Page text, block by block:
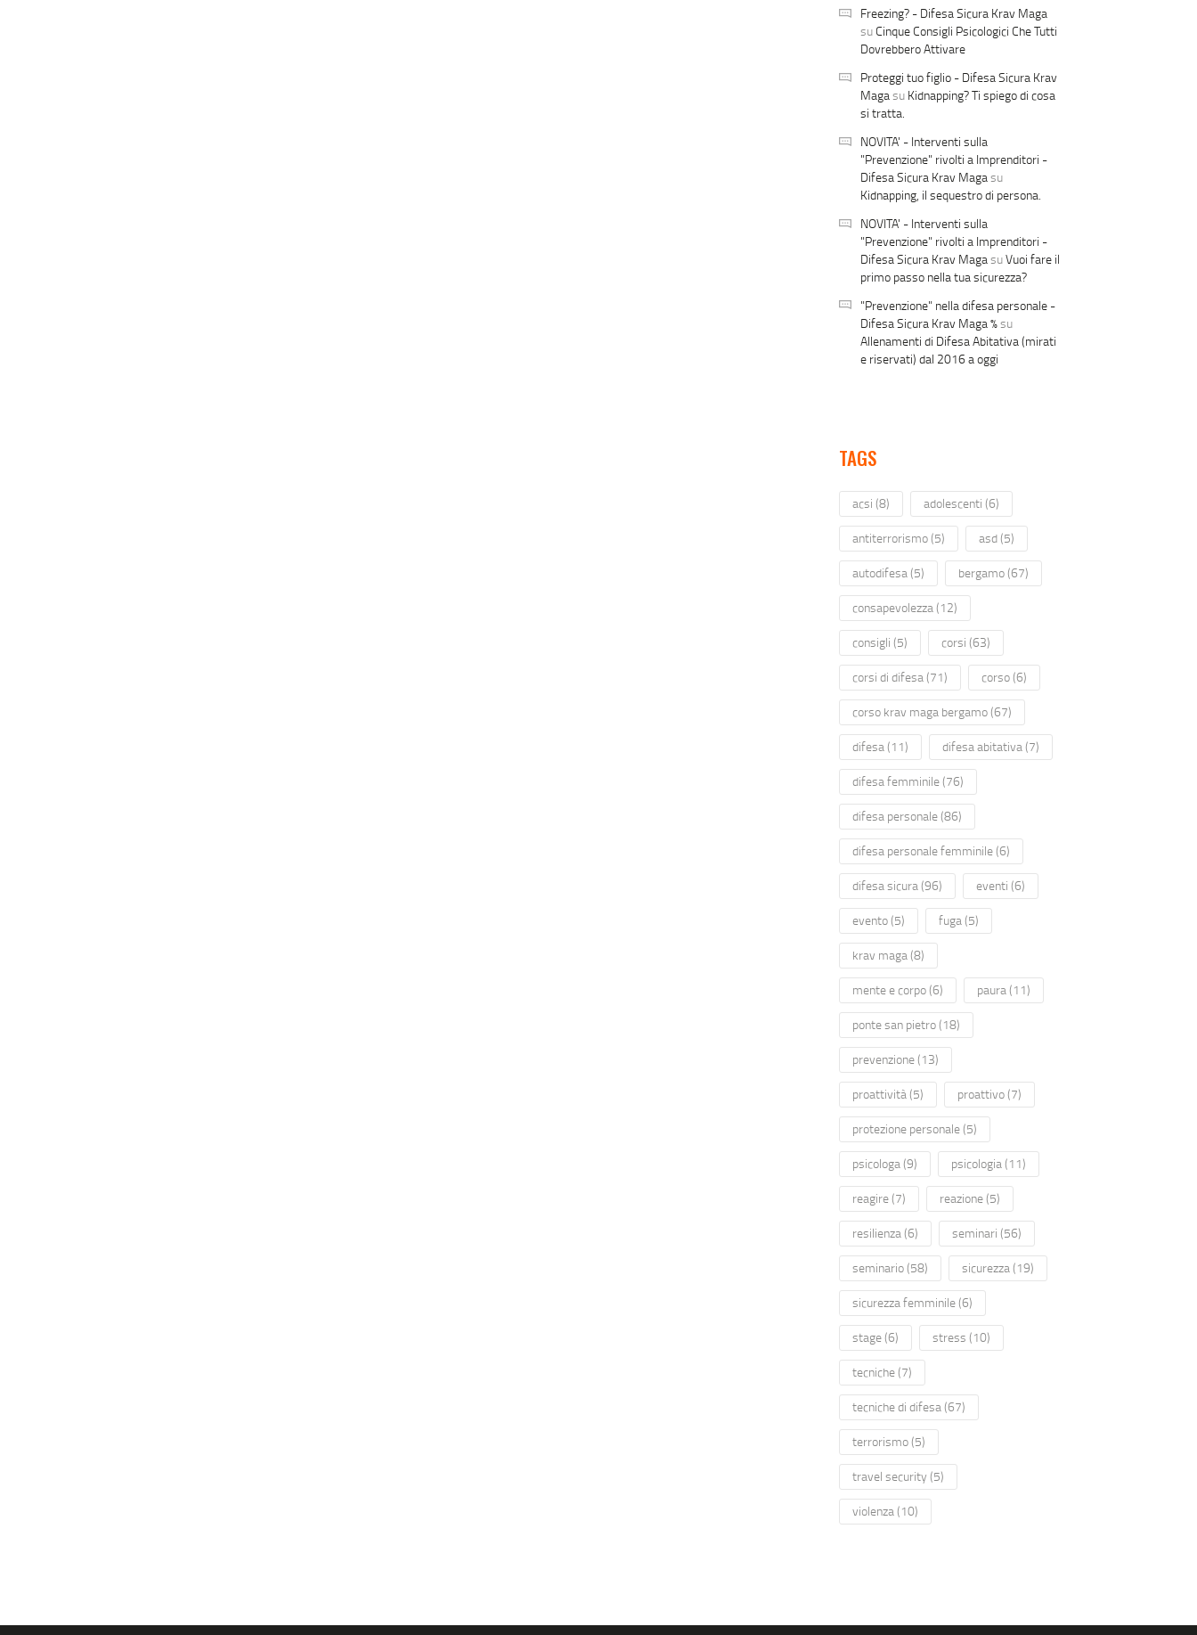
Freezing? - Difesa Sicura Krav Maga
su Cinque Consigli Psicologici Che Tutti
Dovrebbero Attivare
Proteggi tuo figlio - Difesa Sicura Krav
Magasu Kidnapping? Ti spiego di cosa
si tratta.
NOVITA' - Interventi sulla
"Prevenzione" rivolti a Imprenditori -
Difesa Sicura Krav Magasu
Kidnapping, il sequestro di persona.
NOVITA' - Interventi sulla
"Prevenzione" rivolti a Imprenditori -
Difesa Sicura Krav Maga suVuoi fare il
primo passo nella tua sicurezza?
"Prevenzione" nella difesa personale -
Difesa Sicura Krav Maga %su
Allenamenti di Difesa Abitativa (mirati
e riservati) dal 2016 a oggi
TAGS
acsi (8) adolescenti (6)
antiterrorismo(5) asd(5)
autodifesa (5) bergamo(67)
consapevolezza (12)
consigli (5) corsi (63)
corsi di difesa (71) corso(6)
corso krav maga bergamo(67)
difesa (11) difesa abitativa (7)
difesa femminile(76)
difesa personale(86)
difesa personale femminile(6)
difesa sicura (96) eventi (6)
evento(5) fuga (5)
krav maga (8)
mente e corpo(6) paura (11)
ponte san pietro(18)
prevenzione(13)
proattività (5) proattivo(7)
protezione personale(5)
psicologa (9) psicologia (11)
reagire(7) reazione(5)
resilienza (6) seminari (56)
seminario(58) sicurezza (19)
sicurezza femminile(6)
stage(6) stress (10)
tecniche(7)
tecniche di difesa (67)
terrorismo(5)
travel security (5)
violenza (10)